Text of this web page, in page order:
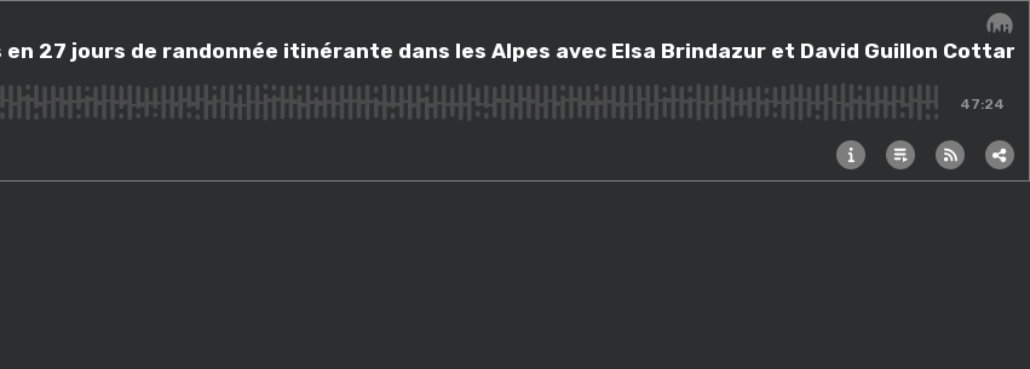
en 27 jours de randonnée itinérante dans les Alpes avec Elsa Brindazur et David Guillon Cottard
27 jours de randonnée itinérante dans les Alpes avec Elsa Brindazur et David Guillon Cottard
47:24